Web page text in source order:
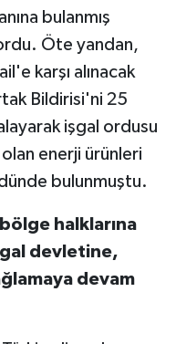
bulanmış
Öte yandan,
karşı alınacak
Bildirisi'ni 25
işgal ordusu
olan enerji ürünleri
bulunmuştu.
halklarına
devletine,
devam